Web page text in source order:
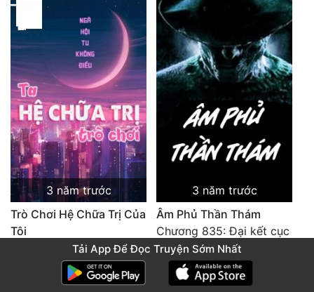
3 năm trước
Trò Chơi Hệ Chữa Trị Của
Tôi
Chương 1000: Chào mừng bạn đến với chương cuối cùng của cuộc sống hoàn hảo. Hết.
3 năm trước
Âm Phủ Thần Thám
Chương 835: Đại kết cục
Tải App Để Đọc Truyện Sớm Nhất